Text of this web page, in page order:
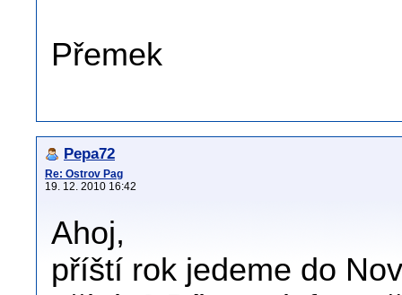
Přemek
Pepa72
Re: Ostrov Pag
19. 12. 2010 16:42
Ahoj,
příští rok jedeme do